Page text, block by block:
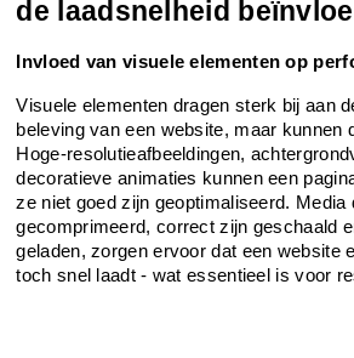
de laadsnelheid
Invloed van visuele elementen op
Visuele elementen dragen sterk bij aan
beleving van een website, maar kunnen
Hoge-resolutieafbeeldingen,
decoratieve animaties kunnen een
ze niet goed zijn geoptimaliseerd. Media
gecomprimeerd, correct zijn geschaald
geladen, zorgen ervoor dat een website
toch snel laadt - wat essentieel is voor